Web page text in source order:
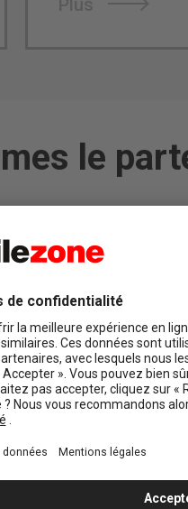
le
Depuis plus de 20
solutions
des abonnements
évolutif.